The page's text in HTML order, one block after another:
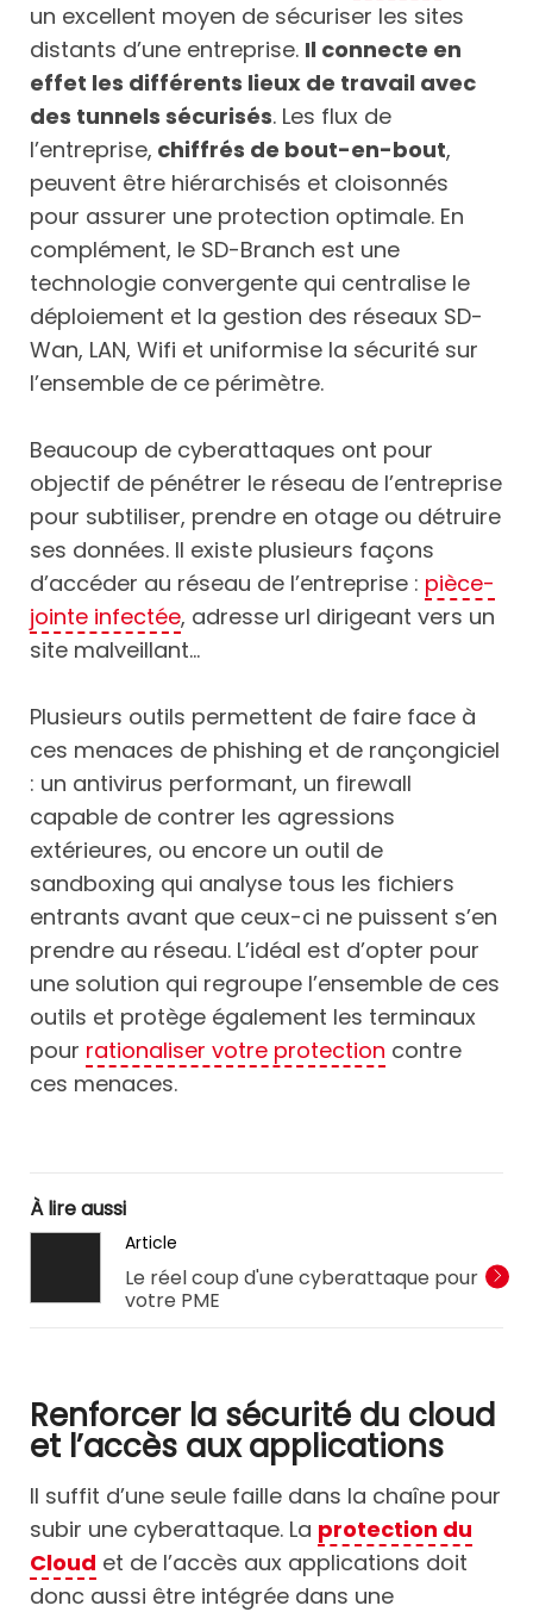
un excellent moyen de sécuriser les sites
distants d’une entreprise. Il connecte en
effet les différents lieux de travail avec
des tunnels sécurisés. Les flux de
l’entreprise, chiffrés de bout-en-bout,
peuvent être hiérarchisés et cloisonnés
pour assurer une protection optimale. En
complément, le SD-Branch est une
technologie convergente qui centralise le
déploiement et la gestion des réseaux SD-
Wan, LAN, Wifi et uniformise la sécurité sur
l’ensemble de ce périmètre.
Beaucoup de cyberattaques ont pour
objectif de pénétrer le réseau de l’entreprise
pour subtiliser, prendre en otage ou détruire
ses données. Il existe plusieurs façons
d’accéder au réseau de l’entreprise : pièce-
jointe infectée, adresse url dirigeant vers un
site malveillant…
Plusieurs outils permettent de faire face à
ces menaces de phishing et de rançongiciel
: un antivirus performant, un firewall
capable de contrer les agressions
extérieures, ou encore un outil de
sandboxing qui analyse tous les fichiers
entrants avant que ceux-ci ne puissent s’en
prendre au réseau. L’idéal est d’opter pour
une solution qui regroupe l’ensemble de ces
outils et protège également les terminaux
pour rationaliser votre protection contre
ces menaces.
À lire aussi
Article
Le réel coup d'une cyberattaque pour
votre PME
Renforcer la sécurité du cloud
et l’accès aux applications
Il suffit d’une seule faille dans la chaîne pour
subir une cyberattaque. La protection du
Cloud et de l’accès aux applications doit
donc aussi être intégrée dans une